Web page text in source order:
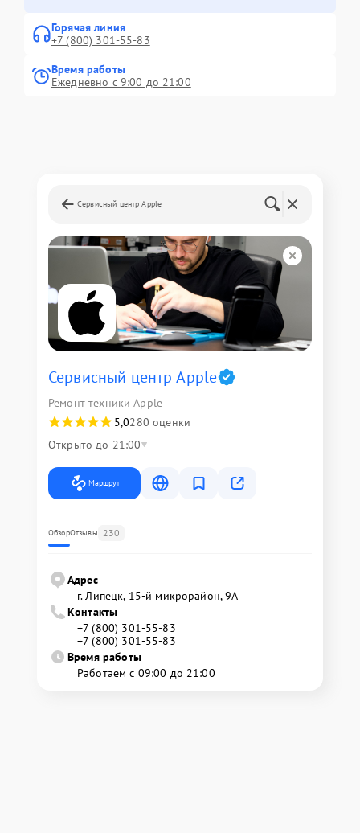
Горячая линия
+7 (800) 301-55-83
Время работы
Ежедневно с 9:00 до 21:00
Сервисный центр Apple
Сервисный центр Apple
Ремонт техники Apple
5,0280 оценки
Открыто до 21:00
Маршрут
ОбзорОтзывы 230
Адрес
г. Липецк, 15-й микрорайон, 9А
Контакты
+7 (800) 301-55-83
+7 (800) 301-55-83
Время работы
Работаем с 09:00 до 21:00